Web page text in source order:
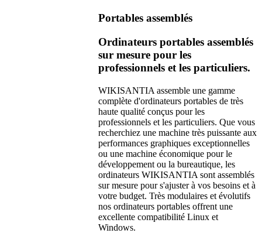
Portables assemblés
Ordinateurs portables assemblés
sur mesure pour les
professionnels et les particuliers.
WIKISANTIA assemble une gamme
complète d'ordinateurs portables de très
haute qualité conçus pour les
professionnels et les particuliers. Que vous
recherchiez une machine très puissante aux
performances graphiques exceptionnelles
ou une machine économique pour le
développement ou la bureautique, les
ordinateurs WIKISANTIA sont assemblés
sur mesure pour s'ajuster à vos besoins et à
votre budget. Très modulaires et évolutifs
nos ordinateurs portables offrent une
excellente compatibilité Linux et
Windows.